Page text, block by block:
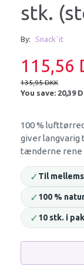
stk.
By: Snack´it
115,56
135,95 DKK
You save: 20,39
100 %
giver langvarig
tænderne rene
✓Til
✓100 %
✓10 stk. i